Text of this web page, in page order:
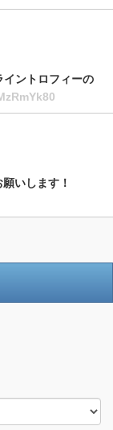
イントロフィーの
いします！